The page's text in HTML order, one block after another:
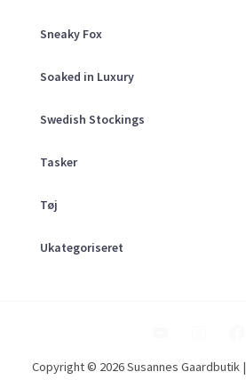
Sneaky Fox
Soaked in Luxury
Swedish Stockings
Tasker
Tøj
Ukategoriseret
Copyright © 2026 Susannes Gaardbutik |